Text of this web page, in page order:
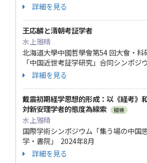
詳細を見る
王応麟と清朝考証学者
水上雅晴
北海道大學中國哲學會第54 回大會・科
「中国近世考証学研究」合同シンポジ
詳細を見る
戴震初期経学思想的形成：以《経考》
対新安理学者的態度為線索
招待
水上雅晴
国際学術シンポジウム「集う場の中国
学・書院」 2024年8月
詳細を見る